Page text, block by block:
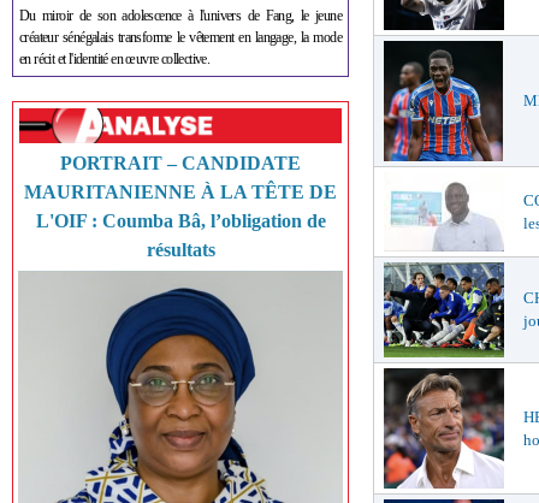
Du miroir de son adolescence à l'univers de Fang, le jeune
créateur sénégalais transforme le vêtement en langage, la mode
en récit et l'identité en œuvre collective.
PORTRAIT – CANDIDATE
MAURITANIENNE À LA TÊTE DE
L'OIF : Coumba Bâ, l’obligation de
résultats